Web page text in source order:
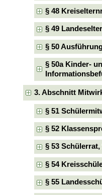
§ 48
§ 49
§ 50
§ 50a Kinder-
3. Abschnitt
§ 51
§ 52
§ 53
§ 54
§ 55